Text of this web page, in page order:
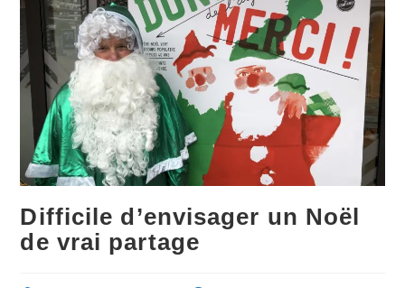
Difficile d’envisager un Noël
de vrai partage